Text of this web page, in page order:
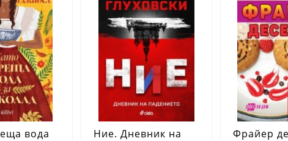
вода
Ние. Дневник на
Фрайер